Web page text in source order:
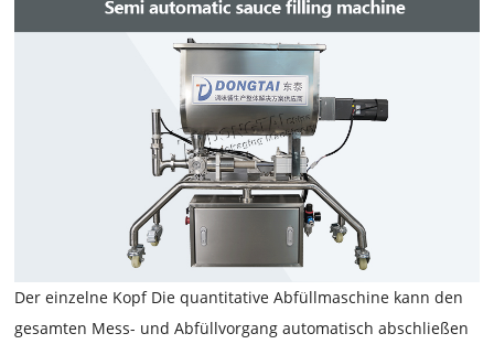
Der einzelne Kopf Die quantitative Abfüllmaschine kann den
gesamten Mess- und Abfüllvorgang automatisch abschließen